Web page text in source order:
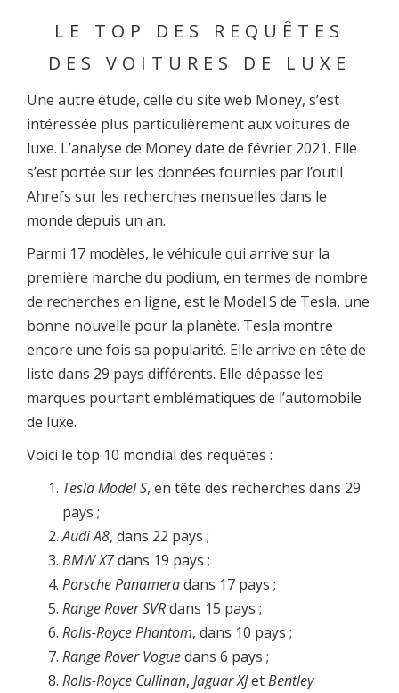
LE TOP DES REQUÊTES
DES VOITURES DE LUXE
Une autre étude, celle du site web Money, s’est
intéressée plus particulièrement aux voitures de
luxe. L’analyse de Money date de février 2021. Elle
s’est portée sur les données fournies par l’outil
Ahrefs sur les recherches mensuelles dans le
monde depuis un an.
Parmi 17 modèles, le véhicule qui arrive sur la
première marche du podium, en termes de nombre
de recherches en ligne, est le Model S de Tesla, une
bonne nouvelle pour la planète. Tesla montre
encore une fois sa popularité. Elle arrive en tête de
liste dans 29 pays différents. Elle dépasse les
marques pourtant emblématiques de l’automobile
de luxe.
Voici le top 10 mondial des requêtes :
Tesla Model S, en tête des recherches dans 29
pays ;
Audi A8, dans 22 pays ;
BMW X7dans 19 pays ;
Porsche Panameradans 17 pays ;
Range Rover SVRdans 15 pays ;
Rolls-Royce Phantom, dans 10 pays ;
Range Rover Voguedans 6 pays ;
Rolls-Royce Cullinan, Jaguar XJetBentley